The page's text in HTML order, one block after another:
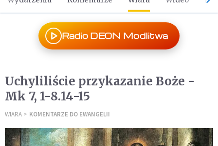
Radio DEON Modlitwa
Uchyliliście przykazanie Boże -
Mk 7, 1-8.14-15
WIARA KOMENTARZE DO EWANGELII